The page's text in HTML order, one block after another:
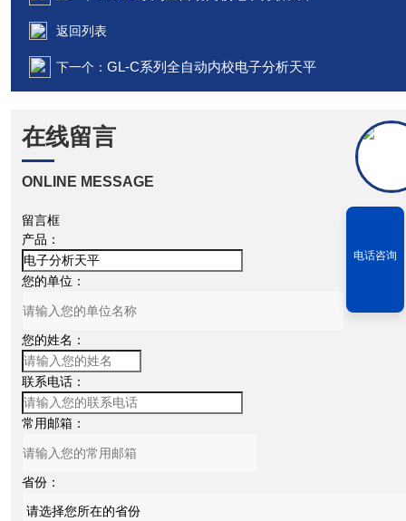
返回列表
下一个： GL-C系列全自动内校电子分析天平
在线留言
ONLINE MESSAGE
留言框
产品：
您的单位：
您的姓名：
联系电话：
常用邮箱：
省份：
电话咨询